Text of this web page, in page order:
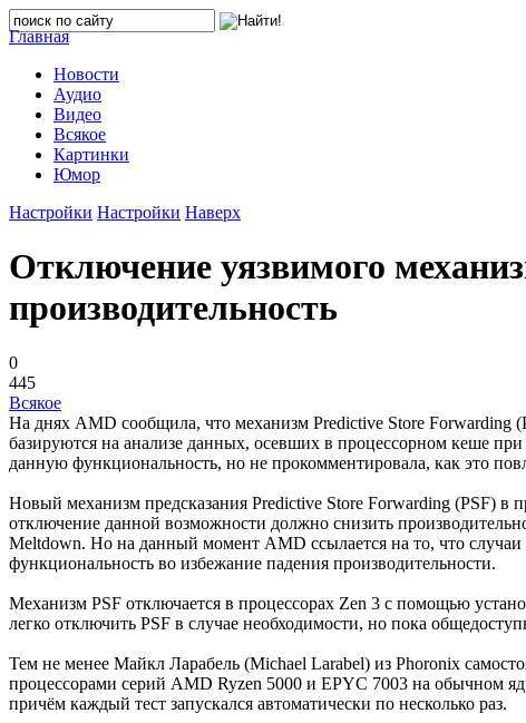
Главная
Новости
Аудио
Видео
Всякое
Картинки
Юмор
Настройки Настройки Наверх
Отключение уязвимого
производительность
0
445
Всякое
На днях AMD сообщила, что механизм Predictive Store Forwarding
базируются на анализе данных, осевших в процессорном кеше
данную функциональность, но не прокомментировала, как это
Новый механизм предсказания Predictive Store Forwarding (PSF) в
отключение данной возможности должно снизить
Meltdown. Но на данный момент AMD ссылается на то, что случаи
функциональность во избежание падения производительности.
Механизм PSF отключается в процессорах Zen 3 с помощью
легко отключить PSF в случае необходимости, но пока
Тем не менее Майкл Ларабель (Michael Larabel) из Phoronix
процессорами серий AMD Ryzen 5000 и EPYC 7003 на обычном
причём каждый тест запускался автоматически по несколько раз.